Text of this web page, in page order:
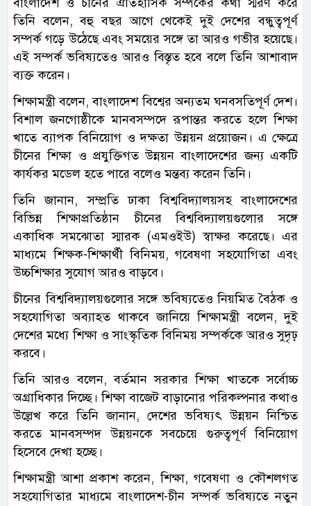
তিনি বলেন, বহু বছর আগে থেকেই দুই দেশের বন্ধুত্বপূর্ণ
সম্পর্ক গড়ে উঠেছে এবং সময়ের সঙ্গে তা আরও গভীর হয়েছে।
এই সম্পর্ক ভবিষ্যতেও আরও বিস্তৃত হবে বলে তিনি আশাবাদ
ব্যক্ত করেন।
শিক্ষামন্ত্রী বলেন, বাংলাদেশ বিশ্বের অন্যতম ঘনবসতিপূর্ণ দেশ।
বিশাল জনগোষ্ঠীকে মানবসম্পদে রূপান্তর করতে হলে শিক্ষা
খাতে ব্যাপক বিনিয়োগ ও দক্ষতা উন্নয়ন প্রয়োজন। এ ক্ষেত্রে
চীনের শিক্ষা ও প্রযুক্তিগত উন্নয়ন বাংলাদেশের জন্য একটি
কার্যকর মডেল হতে পারে বলেও মন্তব্য করেন তিনি।
তিনি জানান, সম্প্রতি ঢাকা বিশ্ববিদ্যালয়সহ বাংলাদেশের
বিভিন্ন শিক্ষাপ্রতিষ্ঠান চীনের বিশ্ববিদ্যালয়গুলোর সঙ্গে
একাধিক সমঝোতা স্মারক (এমওইউ) স্বাক্ষর করেছে। এর
মাধ্যমে শিক্ষক-শিক্ষার্থী বিনিময়, গবেষণা সহযোগিতা এবং
উচ্চশিক্ষার সুযোগ আরও বাড়বে।
চীনের বিশ্ববিদ্যালয়গুলোর সঙ্গে ভবিষ্যতেও নিয়মিত বৈঠক ও
সহযোগিতা অব্যাহত থাকবে জানিয়ে শিক্ষামন্ত্রী বলেন, দুই
দেশের মধ্যে শিক্ষা ও সাংস্কৃতিক বিনিময় সম্পর্ককে আরও সুদৃঢ়
করবে।
তিনি আরও বলেন, বর্তমান সরকার শিক্ষা খাতকে সর্বোচ্চ
অগ্রাধিকার দিচ্ছে। শিক্ষা বাজেট বাড়ানোর পরিকল্পনার কথাও
উল্লেখ করে তিনি জানান, দেশের ভবিষ্যৎ উন্নয়ন নিশ্চিত
করতে মানবসম্পদ উন্নয়নকে সবচেয়ে গুরুত্বপূর্ণ বিনিয়োগ
হিসেবে দেখা হচ্ছে।
শিক্ষামন্ত্রী আশা প্রকাশ করেন, শিক্ষা, গবেষণা ও কৌশলগত
সহযোগিতার মাধ্যমে বাংলাদেশ-চীন সম্পর্ক ভবিষ্যতে নতুন